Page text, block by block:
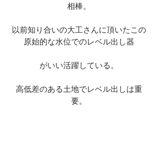
相棒。
以前知り合いの大工さんに頂いたこの
原始的な水位でのレベル出し器
がいい活躍している。
高低差のある土地でレベル出しは重
要。